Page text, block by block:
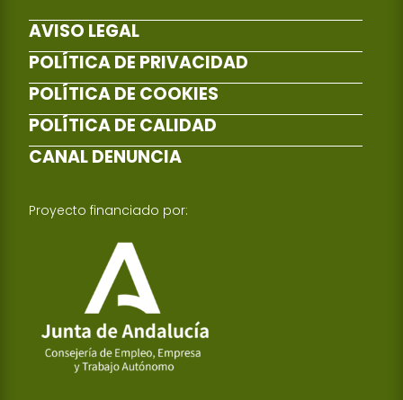
AVISO LEGAL
POLÍTICA DE PRIVACIDAD
POLÍTICA DE COOKIES
POLÍTICA DE CALIDAD
CANAL DENUNCIA
Proyecto financiado por: